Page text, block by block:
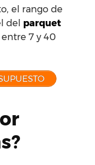
el rango de
del parquet
7 y 40